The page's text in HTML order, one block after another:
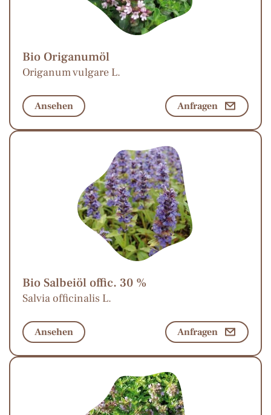
Bio Origanumöl
Origanum vulgare L.
Ansehen Anfragen
Bio Salbeiöl offic. 30 %
Salvia officinalis L.
Ansehen Anfragen